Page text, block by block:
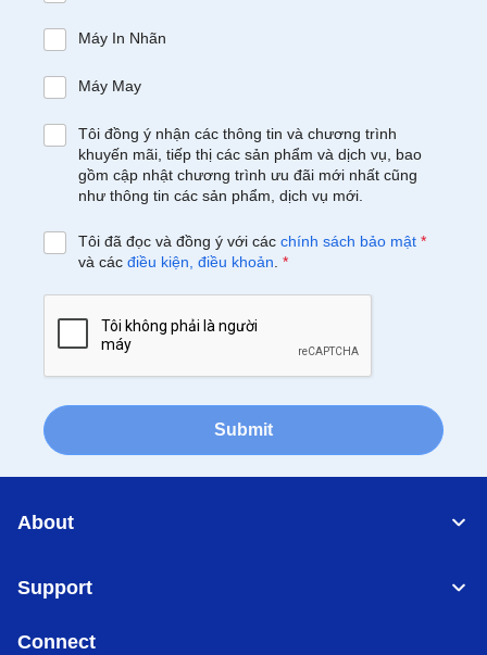
Máy In Nhãn
Máy May
Tôi đồng ý nhận các thông tin và chương trình
khuyến mãi, tiếp thị các sản phẩm và dịch vụ, bao
gồm cập nhật chương trình ưu đãi mới nhất cũng
như thông tin các sản phẩm, dịch vụ mới.
Tôi đã đọc và đồng ý với các chính sách bảo mật *
và các điều kiện, điều khoản *
Submit
About
Support
Connect